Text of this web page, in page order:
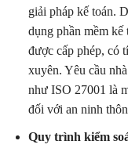
giải pháp kế toán.
dụng phần mềm kế
được cấp phép, có
xuyên. Yêu cầu
như ISO 27001 là
đối với an ninh
Quy trình kiểm